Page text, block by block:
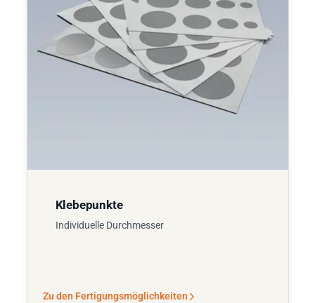
Klebepunkte
Individuelle Durchmesser
Zu den Fertigungsmöglichkeiten